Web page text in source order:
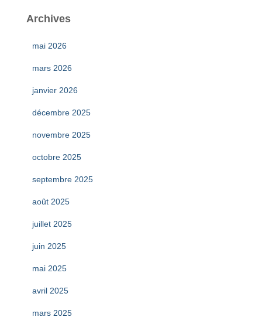
Archives
mai 2026
mars 2026
janvier 2026
décembre 2025
novembre 2025
octobre 2025
septembre 2025
août 2025
juillet 2025
juin 2025
mai 2025
avril 2025
mars 2025